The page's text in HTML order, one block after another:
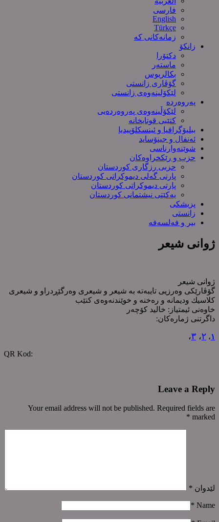
فارسی
English
Türkçe
زمانەکانی کە
زانکۆ
دکتۆرا
ماستەر
بکالریوس
گۆڤاری زانستی
لێکۆلینەوەی زانستی
پەروەردە
لێکۆڵینەوەی پەروەردەیی
کتێبی قوتابخانە
ببلیۆگرافیا و ئینسکلۆپیدیا
ئەنفال و جینۆساید
شوێنەوارناسی
حزب و رێکخراوەکان
حزبی رزگاری کوردستان
پارتی گەلی دیموکراتی کوردستان
پارتی دیموکراتی کوردستان
یەکێتی نیشتمانی کوردستان
پزیشکی
زانستی
بیر و فەلسەفە
ژوانی شیعر
ژوانی شیعر
گۆڤارێکی وەرزیی تایبەتە بە شیعر و شیعری وەرگێڕدراو و شیعری
کلاسیك ودیمانە و رەخنە و خوێندنەوەی کتێب
خاوەنی ئیمتیاز: خالید کۆچەر
داگرتنی ژمارەکان:
١، ٢، ٣،
‌QR Kod:
Leave a Reply
Your email address will not be published. Required fields are
marked
*
لێدوان *
Name
*